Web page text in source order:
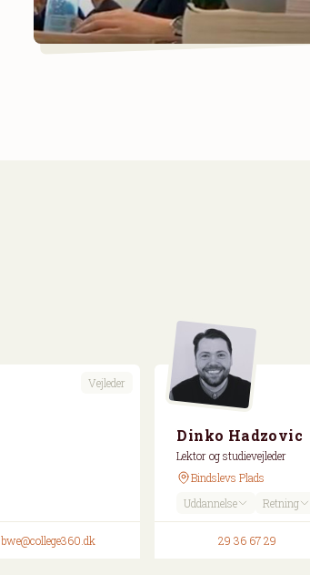
Vejleder
bwe@college360.dk
Dinko Hadzovic
Lektor og studievejleder
Bindslevs Plads
Uddannelse
Retning
29 36 67 29